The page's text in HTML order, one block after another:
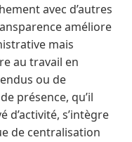
avec d’autres
améliore
mais
au travail en
ou de
présence, qu’il
d’activité, s’intègre
de centralisation